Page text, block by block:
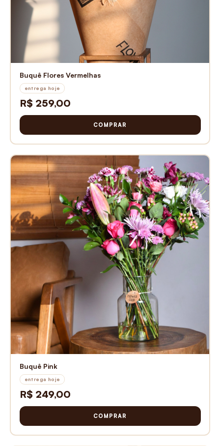
Buquê Flores Vermelhas
entrega hoje
R$ 259,00
COMPRAR
Buquê Pink
entrega hoje
R$ 249,00
COMPRAR